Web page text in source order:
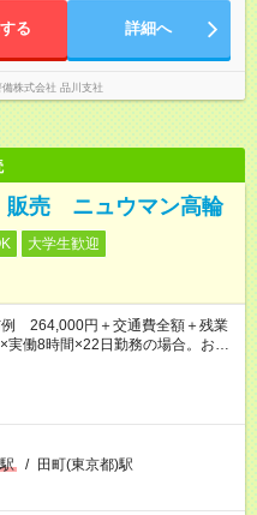
る 詳細へ
備株式会社 品川支社
販売 ニュウマン高輪
大学生歓迎
264,000円＋交通費全額＋残業
働8時間×22日勤務の場合。お時
なります。
/ 田町(東京都)駅